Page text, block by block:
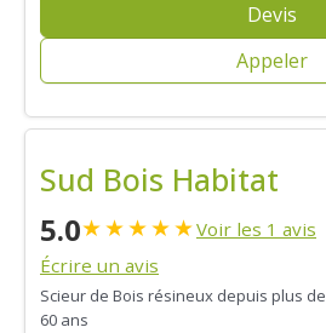
Devis
Appeler
Sud Bois Habitat
5.0★★★★★Voir les 1 avis
Écrire un avis
Scieur de Bois résineux depuis plus de
60 ans